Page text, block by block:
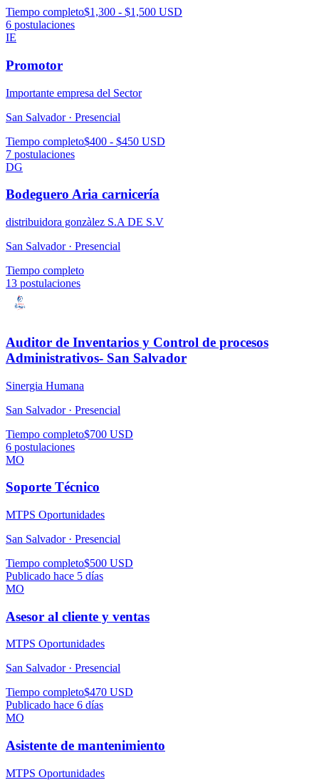
Tiempo completo$1,300 - $1,500 USD
6 postulaciones
IE
Promotor
Importante empresa del Sector
San Salvador · Presencial
Tiempo completo$400 - $450 USD
7 postulaciones
DG
Bodeguero Aria carnicería
distribuidora gonzàlez S.A DE S.V
San Salvador · Presencial
Tiempo completo
13 postulaciones
Auditor de Inventarios y Control de procesos
Administrativos- San Salvador
Sinergia Humana
San Salvador · Presencial
Tiempo completo$700 USD
6 postulaciones
MO
Soporte Técnico
MTPS Oportunidades
San Salvador · Presencial
Tiempo completo$500 USD
Publicado hace 5 días
MO
Asesor al cliente y ventas
MTPS Oportunidades
San Salvador · Presencial
Tiempo completo$470 USD
Publicado hace 6 días
MO
Asistente de mantenimiento
MTPS Oportunidades